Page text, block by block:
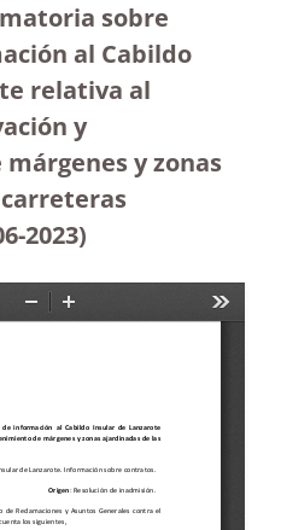
sobre
al Cabildo
relativa al
y
y zonas
2023)